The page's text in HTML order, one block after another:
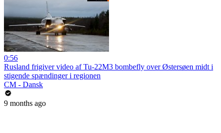
0:56
Rusland frigiver video af Tu-22M3 bombefly over Østersøen midt i
stigende spændinger i regionen
CM - Dansk
9 months ago